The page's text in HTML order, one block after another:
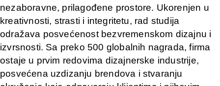
nezaboravne, prilagođene prostore. Ukorenjen u
kreativnosti, strasti i integritetu, rad studija
odražava posvećenost bezvremenskom dizajnu i
izvrsnosti. Sa preko 500 globalnih nagrada, firma
ostaje u prvim redovima dizajnerske industrije,
posvećena uzdizanju brendova i stvaranju